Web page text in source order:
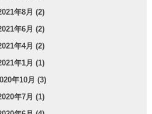
年8月 (2)
年6月 (2)
年4月 (2)
年1月 (1)
年10月 (3)
年7月 (1)